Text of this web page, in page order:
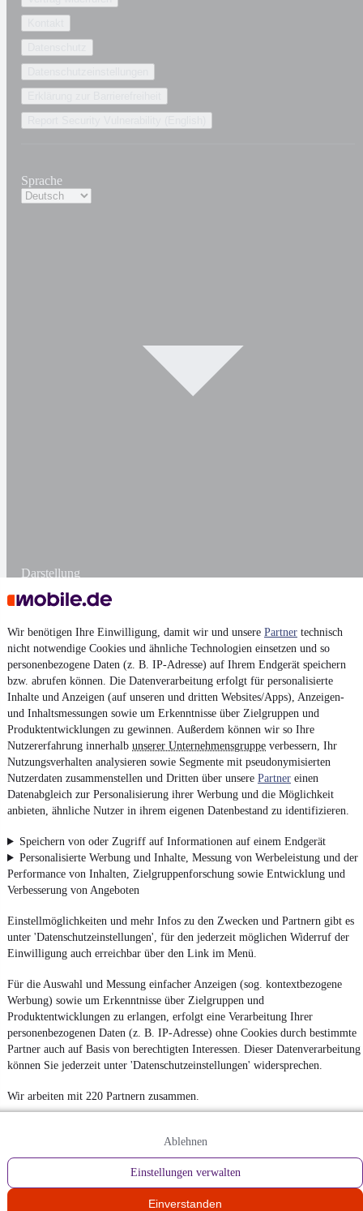
Wir benötigen Ihre Einwilligung, damit wir und unsere Partner technisch
nicht notwendige Cookies und ähnliche Technologien einsetzen und so
personenbezogene Daten (z. B. IP-Adresse) auf Ihrem Endgerät speichern
bzw. abrufen können. Die Datenverarbeitung erfolgt für personalisierte
Inhalte und Anzeigen (auf unseren und dritten Websites/Apps), Anzeigen-
und Inhaltsmessungen sowie um Erkenntnisse über Zielgruppen und
Produktentwicklungen zu gewinnen. Außerdem können wir so Ihre
Nutzererfahrung innerhalb unserer Unternehmensgruppe verbessern, Ihr
Nutzungsverhalten analysieren sowie Segmente mit pseudonymisierten
Nutzerdaten zusammenstellen und Dritten über unsere Partner einen
Datenabgleich zur Personalisierung ihrer Werbung und die Möglichkeit
anbieten, ähnliche Nutzer in ihrem eigenen Datenbestand zu identifizieren.
Speichern von oder Zugriff auf Informationen auf einem Endgerät
Personalisierte Werbung und Inhalte, Messung von Werbeleistung und der
Performance von Inhalten, Zielgruppenforschung sowie Entwicklung und
Verbesserung von Angeboten
Einstellmöglichkeiten und mehr Infos zu den Zwecken und Partnern gibt es
unter 'Datenschutzeinstellungen', für den jederzeit möglichen Widerruf der
Einwilligung auch erreichbar über den Link im Menü.
Für die Auswahl und Messung einfacher Anzeigen (sog. kontextbezogene
Werbung) sowie um Erkenntnisse über Zielgruppen und
Produktentwicklungen zu erlangen, erfolgt eine Verarbeitung Ihrer
personenbezogenen Daten (z. B. IP-Adresse) ohne Cookies durch bestimmte
Partner auch auf Basis von berechtigten Interessen. Dieser Datenverarbeitung
können Sie jederzeit unter 'Datenschutzeinstellungen' widersprechen.
Wir arbeiten mit 220 Partnern zusammen.
Ablehnen
Einstellungen verwalten
Einverstanden
Sprache
Darstellung